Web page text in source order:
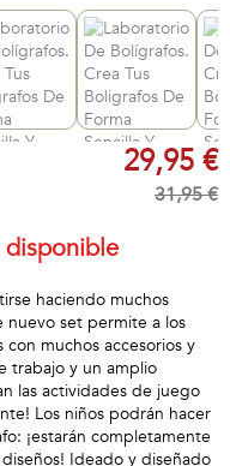
29,95 €
31,95 €
disponible
haciendo muchos
nuevo set permite a los
con muchos accesorios y
trabajo y un amplio
las actividades de juego
Los niños podrán hacer
¡estarán completamente
Ideado y diseñado